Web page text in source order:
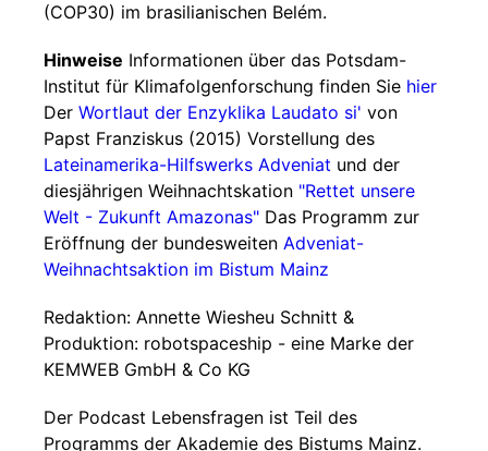
(COP30) im brasilianischen Belém.
Hinweise Informationen über das Potsdam-
Institut für Klimafolgenforschung finden Sie hier
Der Wortlaut der Enzyklika Laudato si' von
Papst Franziskus (2015) Vorstellung des
Lateinamerika-Hilfswerks Adveniat und der
diesjährigen Weihnachtskation "Rettet unsere
Welt - Zukunft Amazonas" Das Programm zur
Eröffnung der bundesweiten Adveniat-
Weihnachtsaktion im Bistum Mainz
Redaktion: Annette Wiesheu Schnitt &
Produktion: robotspaceship - eine Marke der
KEMWEB GmbH & Co KG
Der Podcast Lebensfragen ist Teil des
Programms der Akademie des Bistums Mainz.